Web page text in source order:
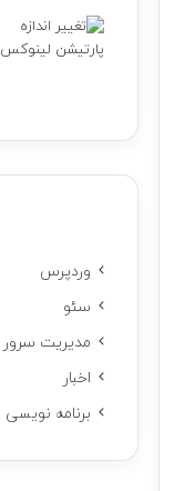
وردپرس
سئو
مدیریت سرور
اخبار
برنامه نویسی